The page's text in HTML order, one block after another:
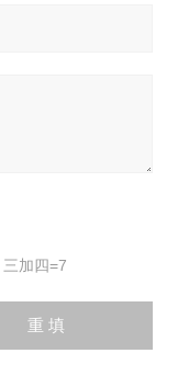
加四=7